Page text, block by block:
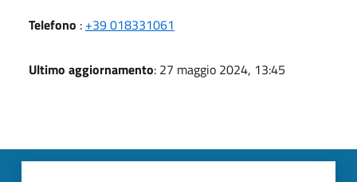
Telefono : +39 018331061
Ultimo aggiornamento: 27 maggio 2024, 13:45